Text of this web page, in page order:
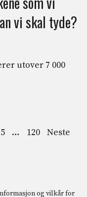
vi skal tyde?
utover 7 000
… Side
120
Neste
og vilkår for